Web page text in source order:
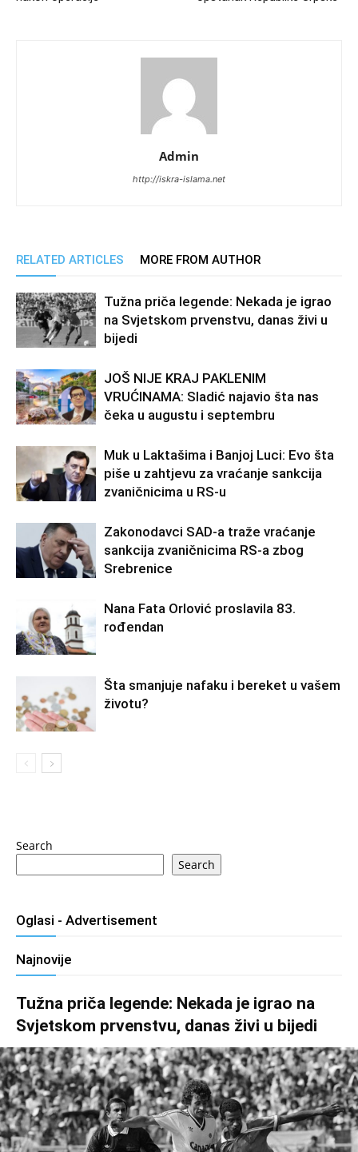
Admin
http://iskra-islama.net
RELATED ARTICLES MORE FROM AUTHOR
Tužna priča legende: Nekada je igrao
na Svjetskom prvenstvu, danas živi u
bijedi
JOŠ NIJE KRAJ PAKLENIM
VRUĆINAMA: Sladić najavio šta nas
čeka u augustu i septembru
Muk u Laktašima i Banjoj Luci: Evo šta
piše u zahtjevu za vraćanje sankcija
zvaničnicima u RS-u
Zakonodavci SAD-a traže vraćanje
sankcija zvaničnicima RS-a zbog
Srebrenice
Nana Fata Orlović proslavila 83.
rođendan
Šta smanjuje nafaku i bereket u vašem
životu?
Search
Search
Oglasi - Advertisement
Najnovije
Tužna priča legende: Nekada je igrao na
Svjetskom prvenstvu, danas živi u bijedi